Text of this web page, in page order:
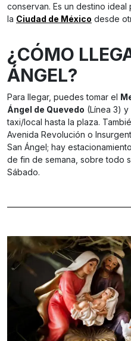
conservan. Es un destino
la Ciudad de México desde
¿CÓMO
ÁNGEL?
Para llegar, puedes tomar el
Ángel de Quevedo (Línea 3) y
taxi/local hasta la plaza.
Avenida Revolución o
San Ángel; hay
de fin de semana, sobre todo
Sábado.